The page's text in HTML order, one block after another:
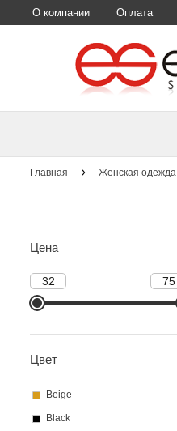
О компании Оплата
Главная Женская одежда
Цена
Цвет
Beige
Black